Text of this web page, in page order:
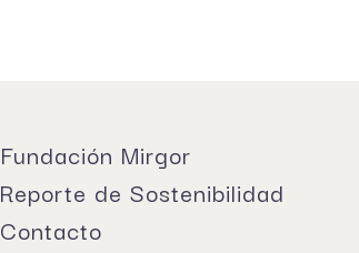
Fundación Mirgor
Reporte de Sostenibilidad
Contacto